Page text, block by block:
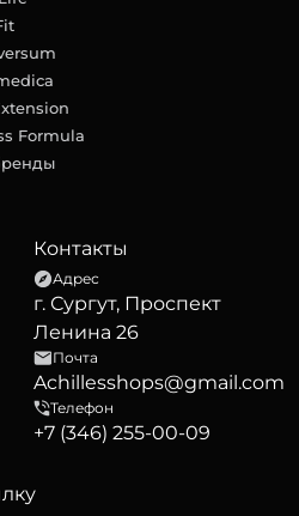
Formula
Контакты
Адрес
г. Сургут, Проспект
Ленина 26
Почта
Achillesshops@gmail.com
Телефон
+7 (346) 255-00-09